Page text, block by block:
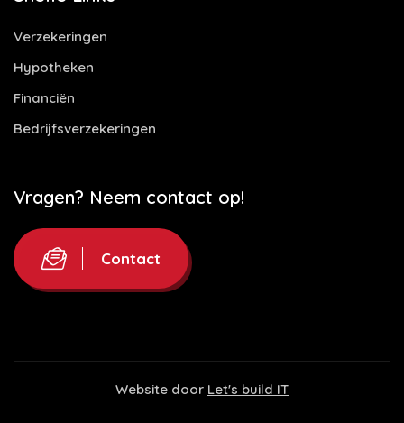
Verzekeringen
Hypotheken
Financiën
Bedrijfsverzekeringen
Vragen? Neem contact op!
Contact
Website door Let's build IT